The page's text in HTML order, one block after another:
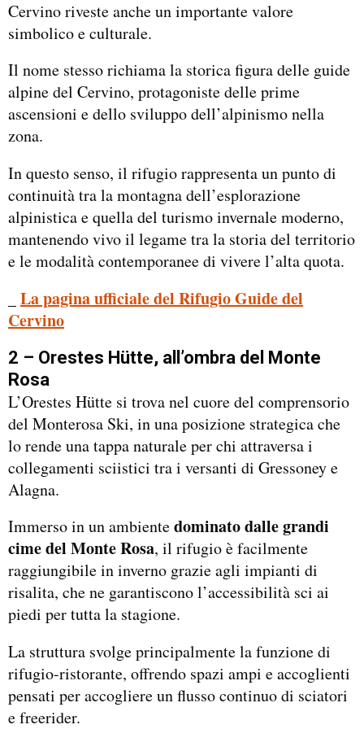
Cervino riveste anche un importante valore
simbolico e culturale.
Il nome stesso richiama la storica figura delle guide
alpine del Cervino, protagoniste delle prime
ascensioni e dello sviluppo dell’alpinismo nella
zona.
In questo senso, il rifugio rappresenta un punto di
continuità tra la montagna dell’esplorazione
alpinistica e quella del turismo invernale moderno,
mantenendo vivo il legame tra la storia del territorio
e le modalità contemporanee di vivere l’alta quota.
La pagina ufficiale del Rifugio Guide del
Cervino
2 – Orestes Hütte, all’ombra del Monte
Rosa
L’Orestes Hütte si trova nel cuore del comprensorio
del Monterosa Ski, in una posizione strategica che
lo rende una tappa naturale per chi attraversa i
collegamenti sciistici tra i versanti di Gressoney e
Alagna.
Immerso in un ambientedominato dalle grandi
cime del Monte Rosa, il rifugio è facilmente
raggiungibile in inverno grazie agli impianti di
risalita, che ne garantiscono l’accessibilità sci ai
piedi per tutta la stagione.
La struttura svolge principalmente la funzione di
rifugio-ristorante, offrendo spazi ampi e accoglienti
pensati per accogliere un flusso continuo di sciatori
e freerider.